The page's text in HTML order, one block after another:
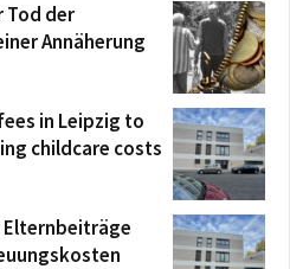
Tod der
Annäherung
in Leipzig to
childcare costs
Elternbeiträge